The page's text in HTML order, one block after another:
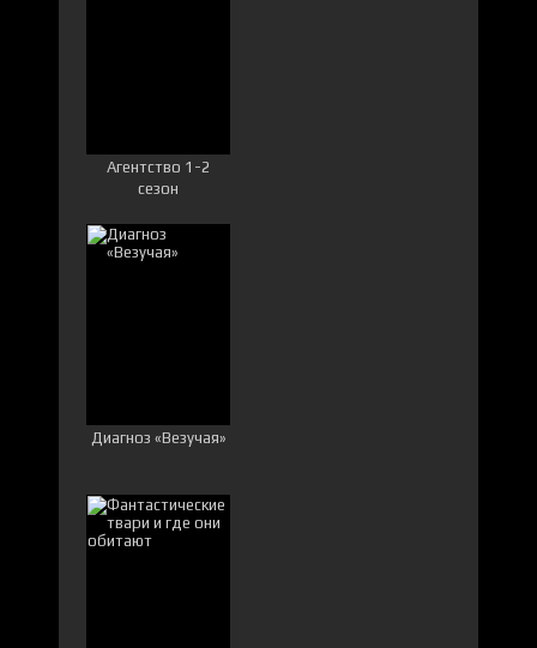
Агентство 1-2
сезон
Диагноз «Везучая»